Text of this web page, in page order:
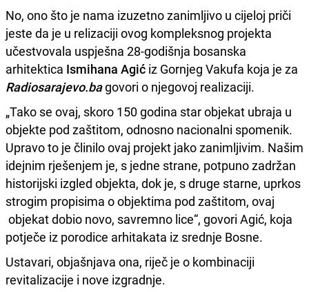
No, ono što je nama izuzetno zanimljivo u cijeloj priči
jeste da je u relizaciji ovog kompleksnog projekta
učestvovala uspješna 28-godišnja bosanska
arhitektica Ismihana Agić iz Gornjeg Vakufa koja je za
Radiosarajevo.bagovori o njegovoj realizaciji.
„Tako se ovaj, skoro 150 godina star objekat ubraja u
objekte pod zaštitom, odnosno nacionalni spomenik.
Upravo to je člinilo ovaj projekt jako zanimljivim. Našim
idejnim rješenjem je, s jedne strane, potpuno zadržan
historijski izgled objekta, dok je, s druge starne, uprkos
strogim propisima o objektima pod zaštitom, ovaj
objekat dobio novo, savremno lice“, govori Agić, koja
potječe iz porodice arhitakata iz srednje Bosne.
Ustavari, objašnjava ona, riječ je o kombinaciji
revitalizacije i nove izgradnje.